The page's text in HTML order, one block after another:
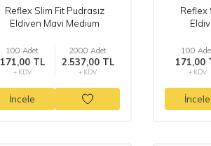
Reflex Slim Fit Pudrasız
Eldiven Mavi Medium
100 Adet
171,00 TL
+ KDV
2000 Adet
2.537,00 TL
+ KDV
İncele
Reflex
100
171,00
+ KDV
İncele